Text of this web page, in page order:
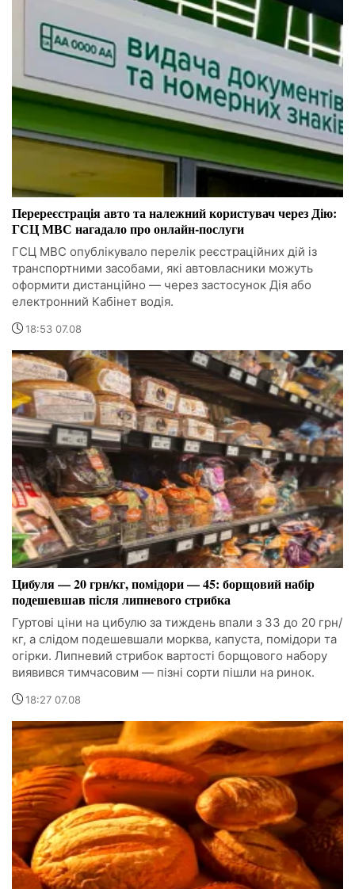
Перереєстрація авто та належний користувач через Дію:
ГСЦ МВС нагадало про онлайн-послуги
ГСЦ МВС опублікувало перелік реєстраційних дій із
транспортними засобами, які автовласники можуть
оформити дистанційно — через застосунок Дія або
електронний Кабінет водія.
18:53 07.08
Цибуля — 20 грн/кг, помідори — 45: борщовий набір
подешевшав після липневого стрибка
Гуртові ціни на цибулю за тиждень впали з 33 до 20 грн/
кг, а слідом подешевшали морква, капуста, помідори та
огірки. Липневий стрибок вартості борщового набору
виявився тимчасовим — пізні сорти пішли на ринок.
18:27 07.08